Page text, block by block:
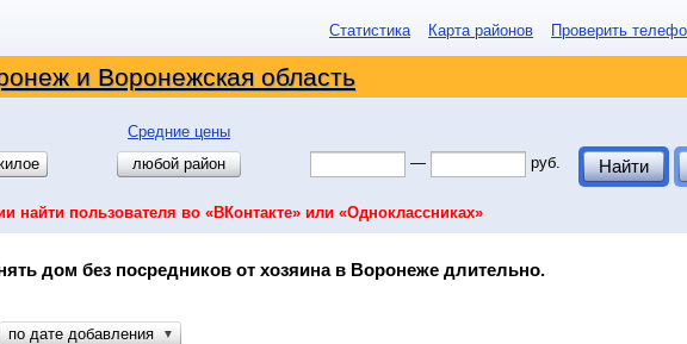
Статистика Карта районов Проверить
и Воронежская область
Средние цены
любой район — руб. Найти
найти пользователя во «ВКонтакте» или «Одноклассниках»
дом без посредников от хозяина в Воронеже длительно.
по дате добавления ▼